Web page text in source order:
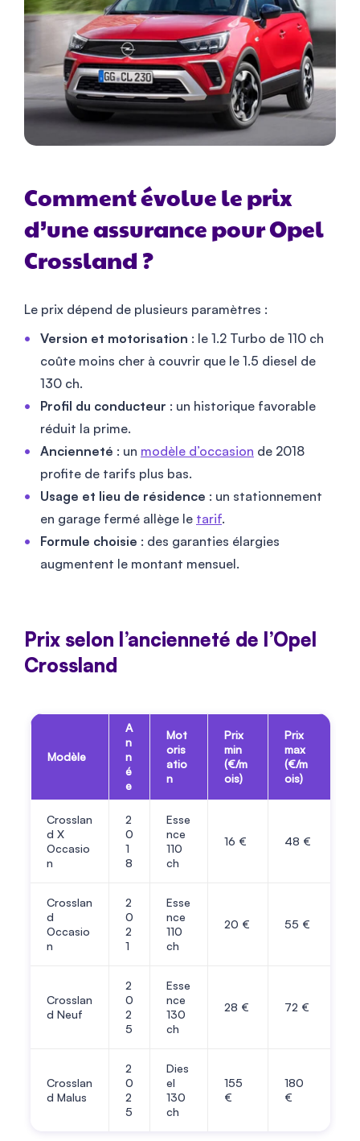
Comment évolue le prix
d’une assurance pour Opel
Crossland ?
Le prix dépend de plusieurs paramètres :
Version et motorisation : le 1.2 Turbo de 110 ch
coûte moins cher à couvrir que le 1.5 diesel de
130 ch.
Profil du conducteur : un historique favorable
réduit la prime.
Ancienneté : un modèle d’occasion de 2018
profite de tarifs plus bas.
Usage et lieu de résidence : un stationnement
en garage fermé allège le tarif.
Formule choisie : des garanties élargies
augmentent le montant mensuel.
Prix selon l’ancienneté de l’Opel
Crossland
Modèle
A
n
n
é
e
Mot
oris
atio
n
Prix
min
(€/m
ois)
Prix
max
(€/m
ois)
Crosslan
d X
Occasio
n
2
0
1
8
Esse
nce
110
ch
16 € 48 €
Crosslan
d
Occasio
n
2
0
2
1
Esse
nce
110
ch
20 € 55 €
Crosslan
d Neuf
2
0
2
5
Esse
nce
130
ch
28 € 72 €
Crosslan
d Malus
2
0
2
5
Dies
el
130
ch
155
€
180
€